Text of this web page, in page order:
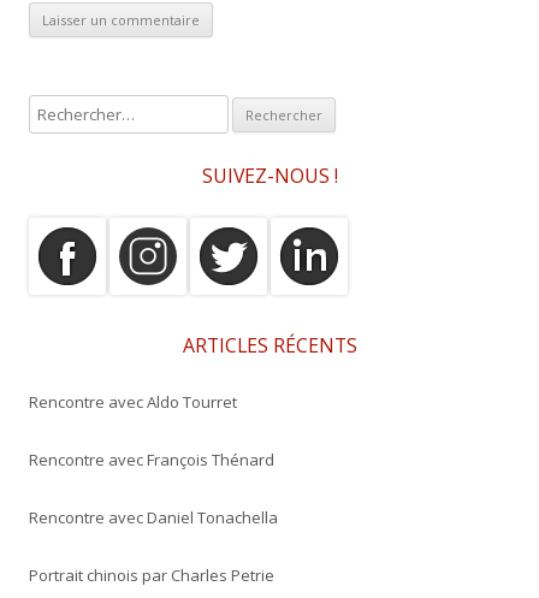
e
SUIVEZ-NOUS !
ARTICLES RÉCENTS
Rencontre avec Aldo Tourret
Rencontre avec François Thénard
Rencontre avec Daniel Tonachella
Portrait chinois par Charles Petrie